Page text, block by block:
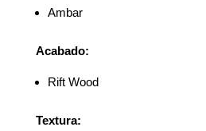
Ambar
Acabado:
Rift Wood
Textura: